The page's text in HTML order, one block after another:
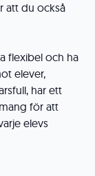
att du också
flexibel och ha
elever,
har ett
för att
elevs